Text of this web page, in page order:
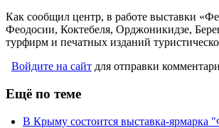
Как сообщил центр, в работе выставки
Феодосии, Коктебеля, Орджоникидзе,
турфирм и печатных изданий
Войдите на сайт для отправки
Ещё по теме
В Крыму состоится выставка-ярмарка